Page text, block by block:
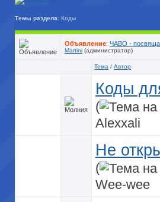
Темы раздела: Коды
Объявление: ЧАВО -
Martini (администратор)
Тема / Автор
Коды
(
Alexxali
Не
(
Wee-wee